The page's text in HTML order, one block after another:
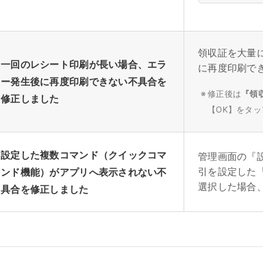
一回のレシート印刷が長い場合、エラ
ー発生後に再度印刷できない不具合を
修正しました
領収証を大量
に再度印刷で
※ 修正後は 『
【OK】をタ
設定した複数コマンド（クイックコマ
ンド機能）がアプリへ表示されない不
具合を修正しました
管理画面の『
引を設定した
選択した場合